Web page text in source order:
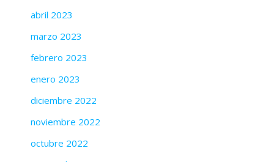
abril 2023
marzo 2023
febrero 2023
enero 2023
diciembre 2022
noviembre 2022
octubre 2022